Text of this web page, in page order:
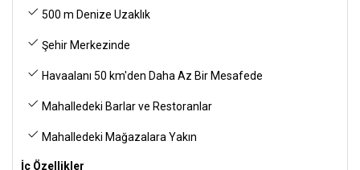
500 m Denize Uzaklık
Şehir Merkezinde
Havaalanı 50 km'den Daha Az Bir Mesafede
Mahalledeki Barlar ve Restoranlar
Mahalledeki Mağazalara Yakın
İç Özellikler